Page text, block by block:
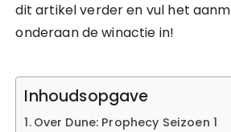
dit artikel verder en vul het
onderaan de winactie in!
Inhoudsopgave
Over Dune: Prophecy Seizoen 1